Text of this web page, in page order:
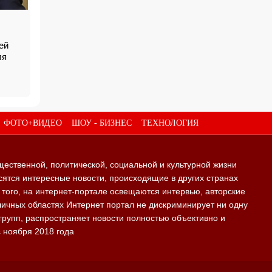
ФОТО+ВИДЕО ШОУ - БИЗНЕС ТЕХНОЛОГИЯ
политической, социальной и культурной жизни
интересные новости, происходящие в других странах
на интернет-портале освещаются интервью, авторские
областях Интернет портал не дискриминирует ни одну
распространяет новости полностью объективно и
ноября 2018 года